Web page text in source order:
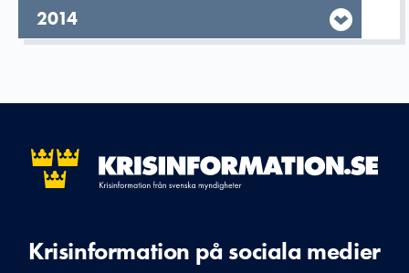
År,
2014
Krisinformation på sociala medier